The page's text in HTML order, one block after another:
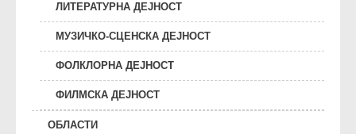
ЛИТЕРАТУРНА ДЕЈНОСТ
МУЗИЧКО-СЦЕНСКА ДЕЈНОСТ
ФОЛКЛОРНА ДЕЈНОСТ
ФИЛМСКА ДЕЈНОСТ
ОБЛАСТИ